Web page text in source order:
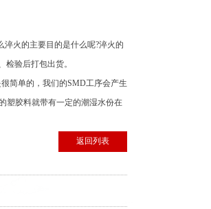
火的主要目的是什么呢?淬火的
验后打包出货。
简单的，我们的SMD工序会产生
塑胶料就带有一定的潮湿水份在
返回列表